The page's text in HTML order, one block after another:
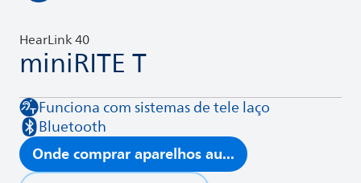
HearLink 40
miniRITE T
Funciona com sistemas de tele laço
Bluetooth
Onde comprar aparelhos au...